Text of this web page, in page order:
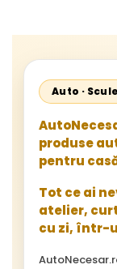
Auto ·
produse
pentru
Tot ce ai
atelier,
cu zi, într-